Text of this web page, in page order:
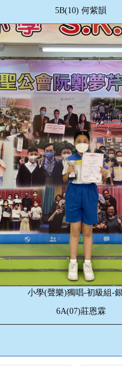
5B(10) 何紫韻
小學(聲樂)獨唱-初級組-
6A(07)莊恩霖